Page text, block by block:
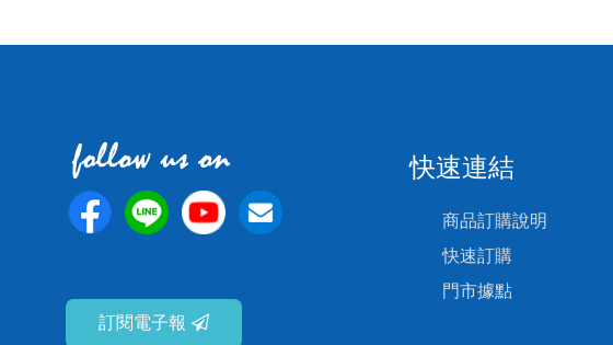
訂閱電子報
快速連結
商品訂購說明
快速訂購
門市據點